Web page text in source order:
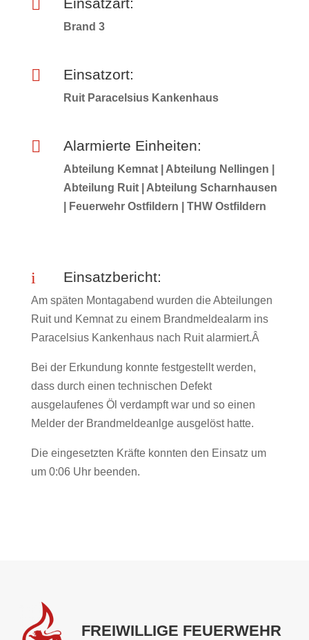

Brand 3
 Einsatzort:
Ruit Paracelsius Kankenhaus
 Alarmierte Einheiten:
Abteilung Kemnat | Abteilung Nellingen |
Abteilung Ruit | Abteilung Scharnhausen
| Feuerwehr Ostfildern | THW Ostfildern
i Einsatzbericht:
Am späten Montagabend wurden die Abteilungen
Ruit und Kemnat zu einem Brandmeldealarm ins
Paracelsius Kankenhaus nach Ruit alarmiert.Â
Bei der Erkundung konnte festgestellt werden,
dass durch einen technischen Defekt
ausgelaufenes Öl verdampft war und so einen
Melder der Brandmeldeanlge ausgelöst hatte.
Die eingesetzten Kräfte konnten den Einsatz um
um 0:06 Uhr beenden.
FREIWILLIGE FEUERWEHR